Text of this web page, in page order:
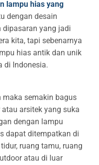
lampu hias yang
dengan desain
dipasaran yang jadi
kita, tapi sebenarnya
hias antik dan unik
di Indonesia.
semakin bagus
arsitek yang suka
dengan lampu
dapat ditempatkan di
ruang tamu, ruang
atau di luar